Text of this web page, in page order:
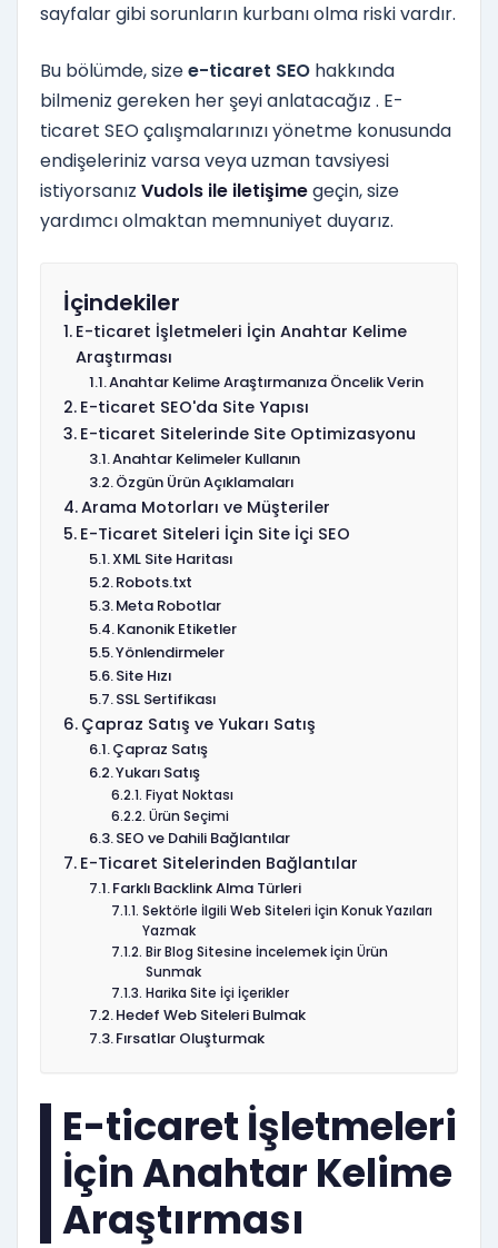
sayfalar gibi sorunların kurbanı olma riski vardır.
Bu bölümde, sizee-ticaret SEO hakkında
bilmeniz gereken her şeyi anlatacağız . E-
ticaret SEO çalışmalarınızı yönetme konusunda
endişeleriniz varsa veya uzman tavsiyesi
istiyorsanız Vudols ile iletişimegeçin, size
yardımcı olmaktan memnuniyet duyarız.
İçindekiler
E-ticaret İşletmeleri İçin Anahtar Kelime
Araştırması
Anahtar Kelime Araştırmanıza Öncelik Verin
E-ticaret SEO'da Site Yapısı
E-ticaret Sitelerinde Site Optimizasyonu
Anahtar Kelimeler Kullanın
Özgün Ürün Açıklamaları
Arama Motorları ve Müşteriler
E-Ticaret Siteleri İçin Site İçi SEO
XML Site Haritası
Robots.txt
Meta Robotlar
Kanonik Etiketler
Yönlendirmeler
Site Hızı
SSL Sertifikası
Çapraz Satış ve Yukarı Satış
Çapraz Satış
Yukarı Satış
Fiyat Noktası
Ürün Seçimi
SEO ve Dahili Bağlantılar
E-Ticaret Sitelerinden Bağlantılar
Farklı Backlink Alma Türleri
Sektörle İlgili Web Siteleri İçin Konuk Yazıları
Yazmak
Bir Blog Sitesine İncelemek İçin Ürün
Sunmak
Harika Site İçi İçerikler
Hedef Web Siteleri Bulmak
Fırsatlar Oluşturmak
E-ticaret İşletmeleri
İçin Anahtar Kelime
Araştırması